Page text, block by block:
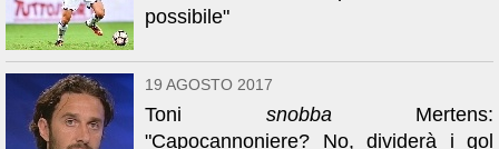
possibile"
19 AGOSTO 2017
Toni snobbaMertens:
"Capocannoniere? No, dividerà i gol